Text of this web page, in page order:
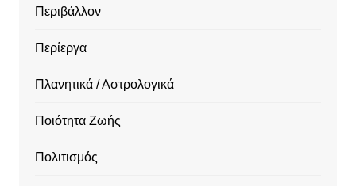
Περιβάλλον
Περίεργα
Πλανητικά / Αστρολογικά
Ποιότητα Ζωής
Πολιτισμός